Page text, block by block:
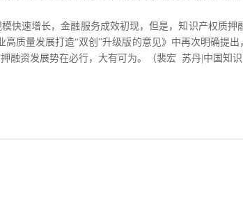
速增长，金融服务成效初现，但是，知识产权质押
质量发展打造“双创”升级版的意见》中再次明确提
融资发展势在必行，大有可为。（裴宏 苏丹|中国知识